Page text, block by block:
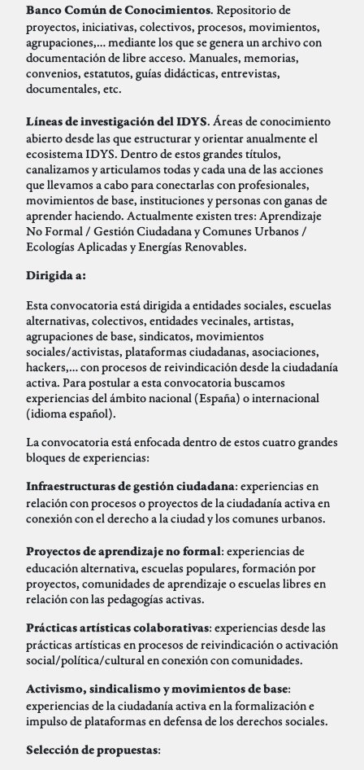
Banco Común de Conocimientos. Repositorio de
proyectos, iniciativas, colectivos, procesos, movimientos,
agrupaciones,… mediante los que se genera un archivo con
documentación de libre acceso. Manuales, memorias,
convenios, estatutos, guías didácticas, entrevistas,
documentales, etc.
Líneas de investigación del IDYS. Áreas de conocimiento
abierto desde las que estructurar y orientar anualmente el
ecosistema IDYS. Dentro de estos grandes títulos,
canalizamos y articulamos todas y cada una de las acciones
que llevamos a cabo para conectarlas con profesionales,
movimientos de base, instituciones y personas con ganas de
aprender haciendo. Actualmente existen tres: Aprendizaje
No Formal / Gestión Ciudadana y Comunes Urbanos /
Ecologías Aplicadas y Energías Renovables.
Dirigida a:
Esta convocatoria está dirigida a entidades sociales, escuelas
alternativas, colectivos, entidades vecinales, artistas,
agrupaciones de base, sindicatos, movimientos
sociales/activistas, plataformas ciudadanas, asociaciones,
hackers,… con procesos de reivindicación desde la ciudadanía
activa. Para postular a esta convocatoria buscamos
experiencias del ámbito nacional (España) o internacional
(idioma español).
La convocatoria está enfocada dentro de estos cuatro grandes
bloques de experiencias:
Infraestructuras de gestión ciudadana: experiencias en
relación con procesos o proyectos de la ciudadanía activa en
conexión con el derecho a la ciudad y los comunes urbanos.
Proyectos de aprendizaje no formal: experiencias de
educación alternativa, escuelas populares, formación por
proyectos, comunidades de aprendizaje o escuelas libres en
relación con las pedagogías activas.
Prácticas artísticas colaborativas: experiencias desde las
prácticas artísticas en procesos de reivindicación o activación
social/política/cultural en conexión con comunidades.
Activismo, sindicalismo y movimientos de base:
experiencias de la ciudadanía activa en la formalización e
impulso de plataformas en defensa de los derechos sociales.
Selección de propuestas: